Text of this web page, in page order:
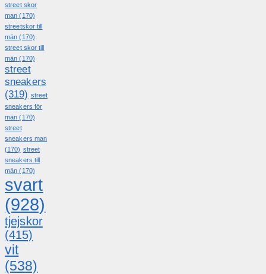
street skor
man (170)
streetskor till
män (170)
street skor till
män (170)
street
sneakers
(319) street
sneakers för
män (170)
street
sneakers man
(170) street
sneakers till
män (170)
svart
(928)
tjejskor
(415)
vit
(538)